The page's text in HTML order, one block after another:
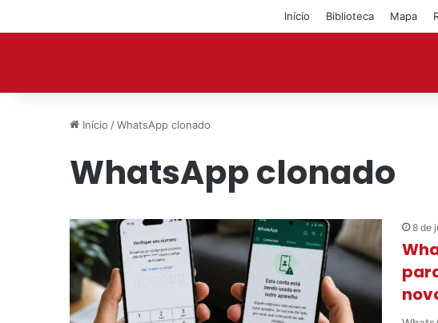
Início Biblioteca Mapa
Início /WhatsApp clonado
WhatsApp clonado
8 de